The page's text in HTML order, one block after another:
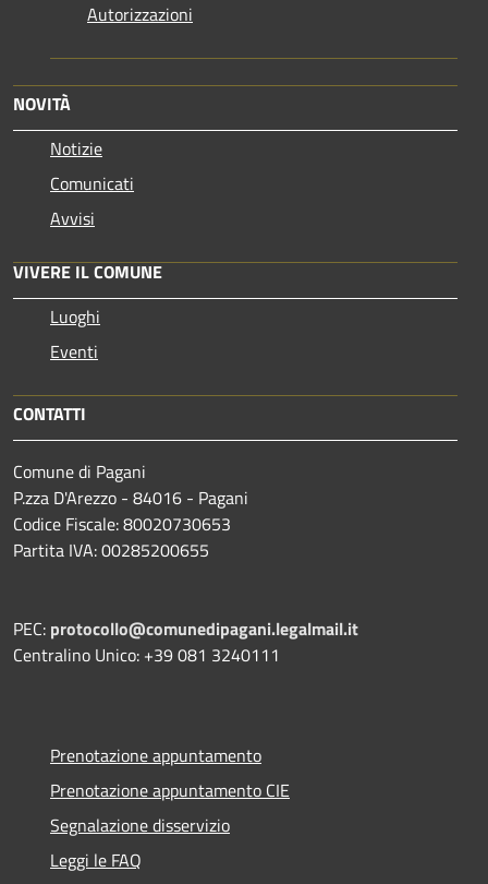
Autorizzazioni
NOVITÀ
Notizie
Comunicati
Avvisi
VIVERE IL COMUNE
Luoghi
Eventi
CONTATTI
Comune di Pagani
P.zza D'Arezzo - 84016 - Pagani
Codice Fiscale: 80020730653
Partita IVA: 00285200655
PEC: protocollo@comunedipagani.legalmail.it
Centralino Unico: +39 081 3240111
Prenotazione appuntamento
Prenotazione appuntamento CIE
Segnalazione disservizio
Leggi le FAQ